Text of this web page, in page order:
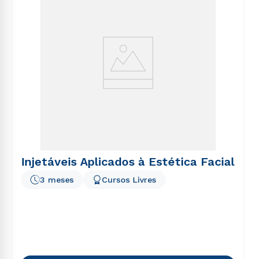
Injetáveis Aplicados à Estética Facial
3 meses Cursos Livres